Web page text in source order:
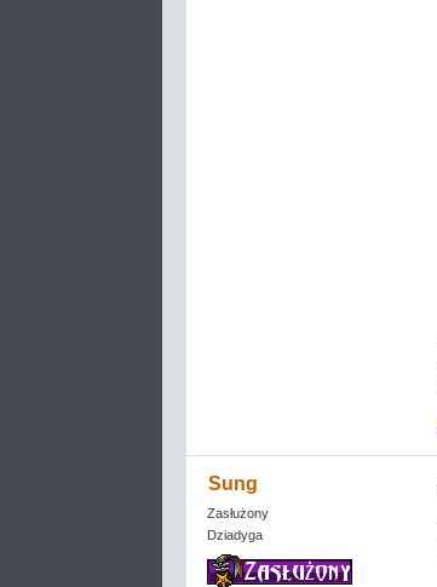
Sung
Zasłużony
Dziadyga